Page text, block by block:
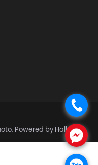
.
.
Powered by Halley